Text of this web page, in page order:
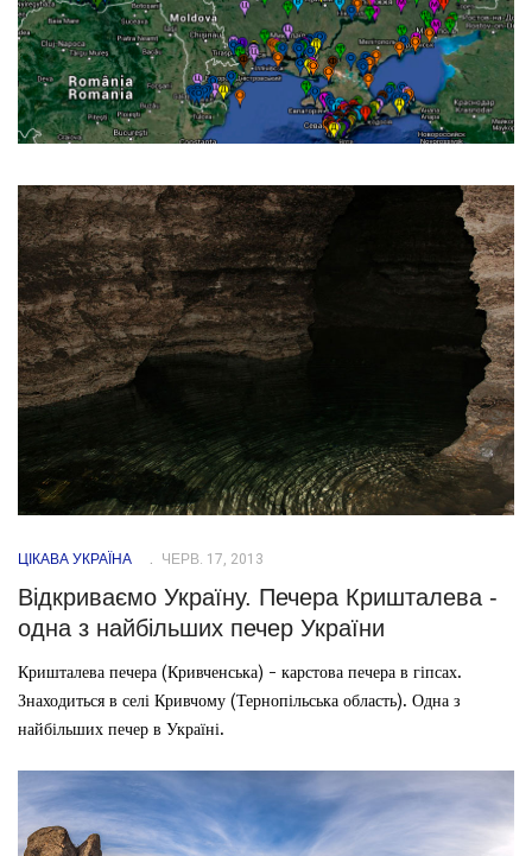
ЦІКАВА УКРАЇНА ЧЕРВ. 17, 2013
Відкриваємо Україну. Печера Кришталева -
одна з найбільших печер України
Кришталева печера (Кривченська) - карстова печера в гіпсах.
Знаходиться в селі Кривчому (Тернопільська область). Одна з
найбільших печер в Україні.